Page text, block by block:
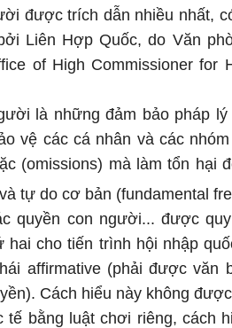
được trích dẫn nhiều nhất,
Liên Hợp Quốc, do Văn
of High Commissioner for
là những đảm bảo pháp
vệ các cá nhân và các
(omissions) mà làm tổn hại
tự do cơ bản (fundamental
quyền con người... được
hai cho tiến trình hội nhập
affirmative (phải được
Cách hiểu này không
tế bằng luật chơi riêng, cách